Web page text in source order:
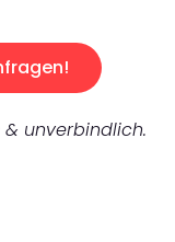
& unverbindlich.